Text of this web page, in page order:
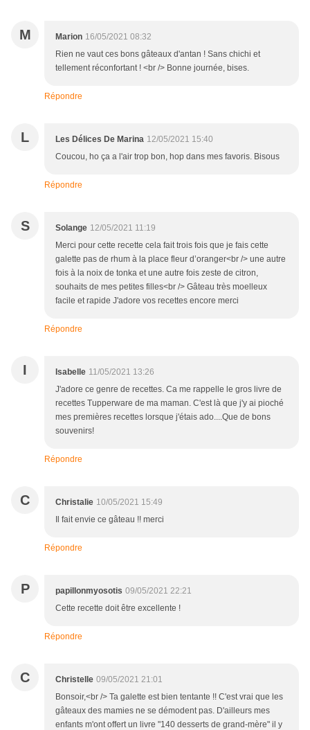
M Marion 16/05/2021 08:32
Rien ne vaut ces bons gâteaux d'antan ! Sans chichi et
tellement réconfortant ! <br /> Bonne journée, bises.
Répondre
L Les Délices De Marina 12/05/2021 15:40
Coucou, ho ça a l'air trop bon, hop dans mes favoris. Bisous
Répondre
S Solange 12/05/2021 11:19
Merci pour cette recette cela fait trois fois que je fais cette
galette pas de rhum à la place fleur d’oranger<br /> une autre
fois à la noix de tonka et une autre fois zeste de citron,
souhaits de mes petites filles<br /> Gâteau très moelleux
facile et rapide J'adore vos recettes encore merci
Répondre
I Isabelle 11/05/2021 13:26
J'adore ce genre de recettes. Ca me rappelle le gros livre de
recettes Tupperware de ma maman. C'est là que j'y ai pioché
mes premières recettes lorsque j'étais ado....Que de bons
souvenirs!
Répondre
C Christalie 10/05/2021 15:49
Il fait envie ce gâteau !! merci
Répondre
P papillonmyosotis 09/05/2021 22:21
Cette recette doit être excellente !
Répondre
C Christelle 09/05/2021 21:01
Bonsoir,<br /> Ta galette est bien tentante !! C'est vrai que les
gâteaux des mamies ne se démodent pas. D'ailleurs mes
enfants m'ont offert un livre "140 desserts de grand-mère" il y